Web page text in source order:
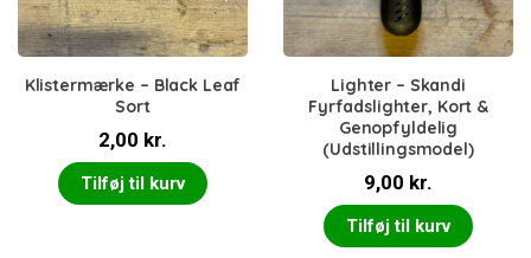
Klistermærke – Black Leaf
Sort
2,00 kr.
Tilføj til kurv
Lighter – Skandi
Fyrfadslighter, Kort &
Genopfyldelig
(Udstillingsmodel)
9,00 kr.
Tilføj til kurv